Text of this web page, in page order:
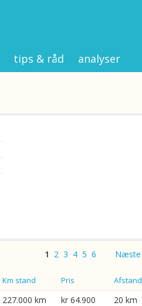
tips & råd analyser
1 2 3 4 5 6 Næste
Km stand Pris Afstand
227.000 km kr 64.900 20 km